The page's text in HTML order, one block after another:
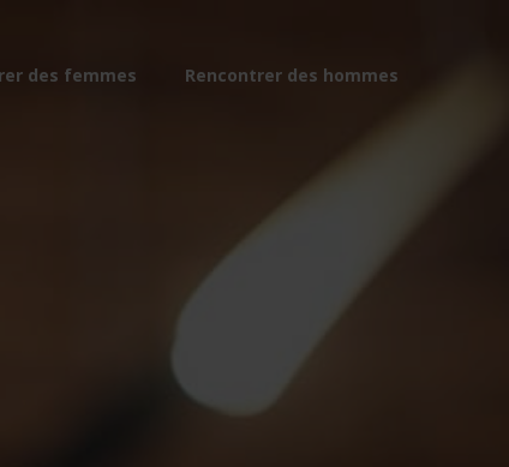
des femmes Rencontrer des hommes